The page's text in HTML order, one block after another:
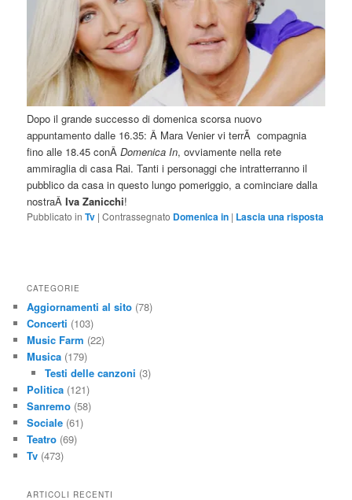
Dopo il grande successo di domenica scorsa nuovo
appuntamento dalle 16.35: Â Mara Venier vi terrÃ compagnia
fino alle 18.45 conÂDomenica In, ovviamente nella rete
ammiraglia di casa Rai. Tanti i personaggi che intratterranno il
pubblico da casa in questo lungo pomeriggio, a cominciare dalla
nostraÂIva Zanicchi!
Pubblicato in Tv |Contrassegnato Domenica in | Lascia una risposta
CATEGORIE
Aggiornamenti al sito (78)
Concerti (103)
Music Farm (22)
Musica (179)
Testi delle canzoni (3)
Politica (121)
Sanremo (58)
Sociale (61)
Teatro (69)
Tv (473)
ARTICOLI RECENTI